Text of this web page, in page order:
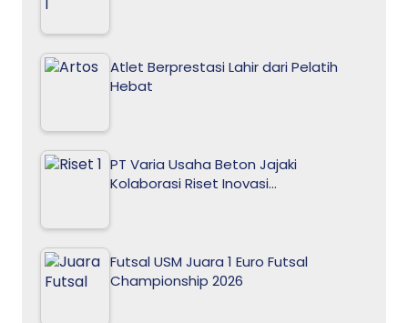
Atlet Berprestasi Lahir dari Pelatih
Hebat
PT Varia Usaha Beton Jajaki
Kolaborasi Riset Inovasi…
Futsal USM Juara 1 Euro Futsal
Championship 2026